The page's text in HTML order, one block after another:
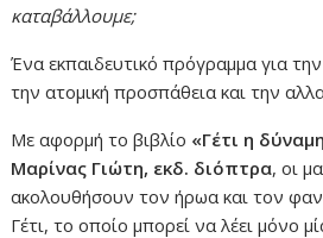
καταβάλλουμε;
Ένα εκπαιδευτικό πρόγραμμα για
την ατομική προσπάθεια και την
Με αφορμή το βιβλίο «Γέτι η
Μαρίνας Γιώτη, εκδ. διόπτρα, οι
ακολουθήσουν τον ήρωα και τον
Γέτι, το οποίο μπορεί να λέει μόνο